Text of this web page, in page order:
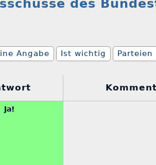
des
Angabe Ist wichtig Parteien
Ja!